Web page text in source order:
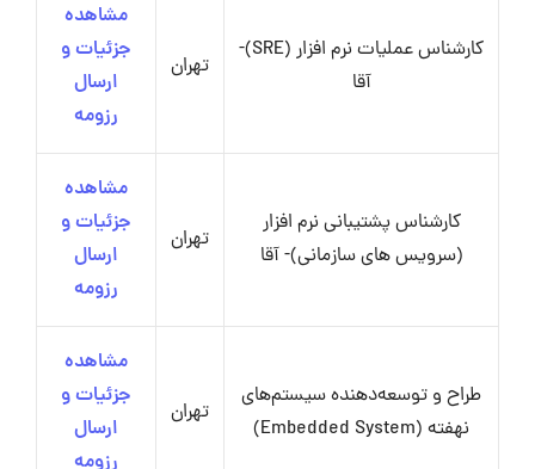
کارشناس عملیات نرم افزار (SRE)-
آقا
تهران
مشاهده
جزئیات و
ارسال
رزومه
کارشناس پشتیبانی نرم افزار
(سرویس های سازمانی)- آقا
تهران
مشاهده
جزئیات و
ارسال
رزومه
طراح و توسعه‌دهنده سیستم‌های
نهفته (Embedded System)
تهران
مشاهده
جزئیات و
ارسال
رزومه